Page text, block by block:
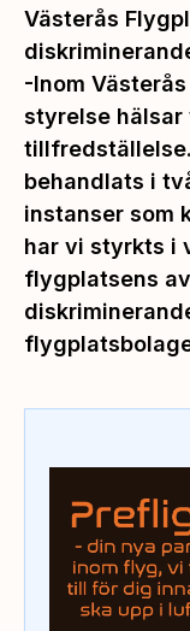
Västerås
-Inom
styrelse hälsar
behandlats i
instanser som
har vi styrkts i
flygplatsens